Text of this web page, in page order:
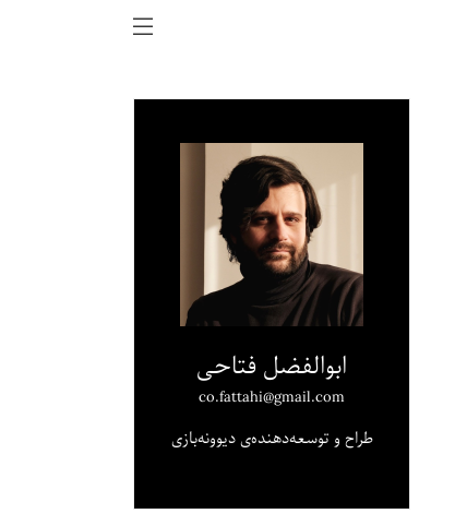
ابوالفضل فتاحی
co.fattahi@gmail.com
طراح و توسعه‌دهنده‌ی دیوونه‌بازی